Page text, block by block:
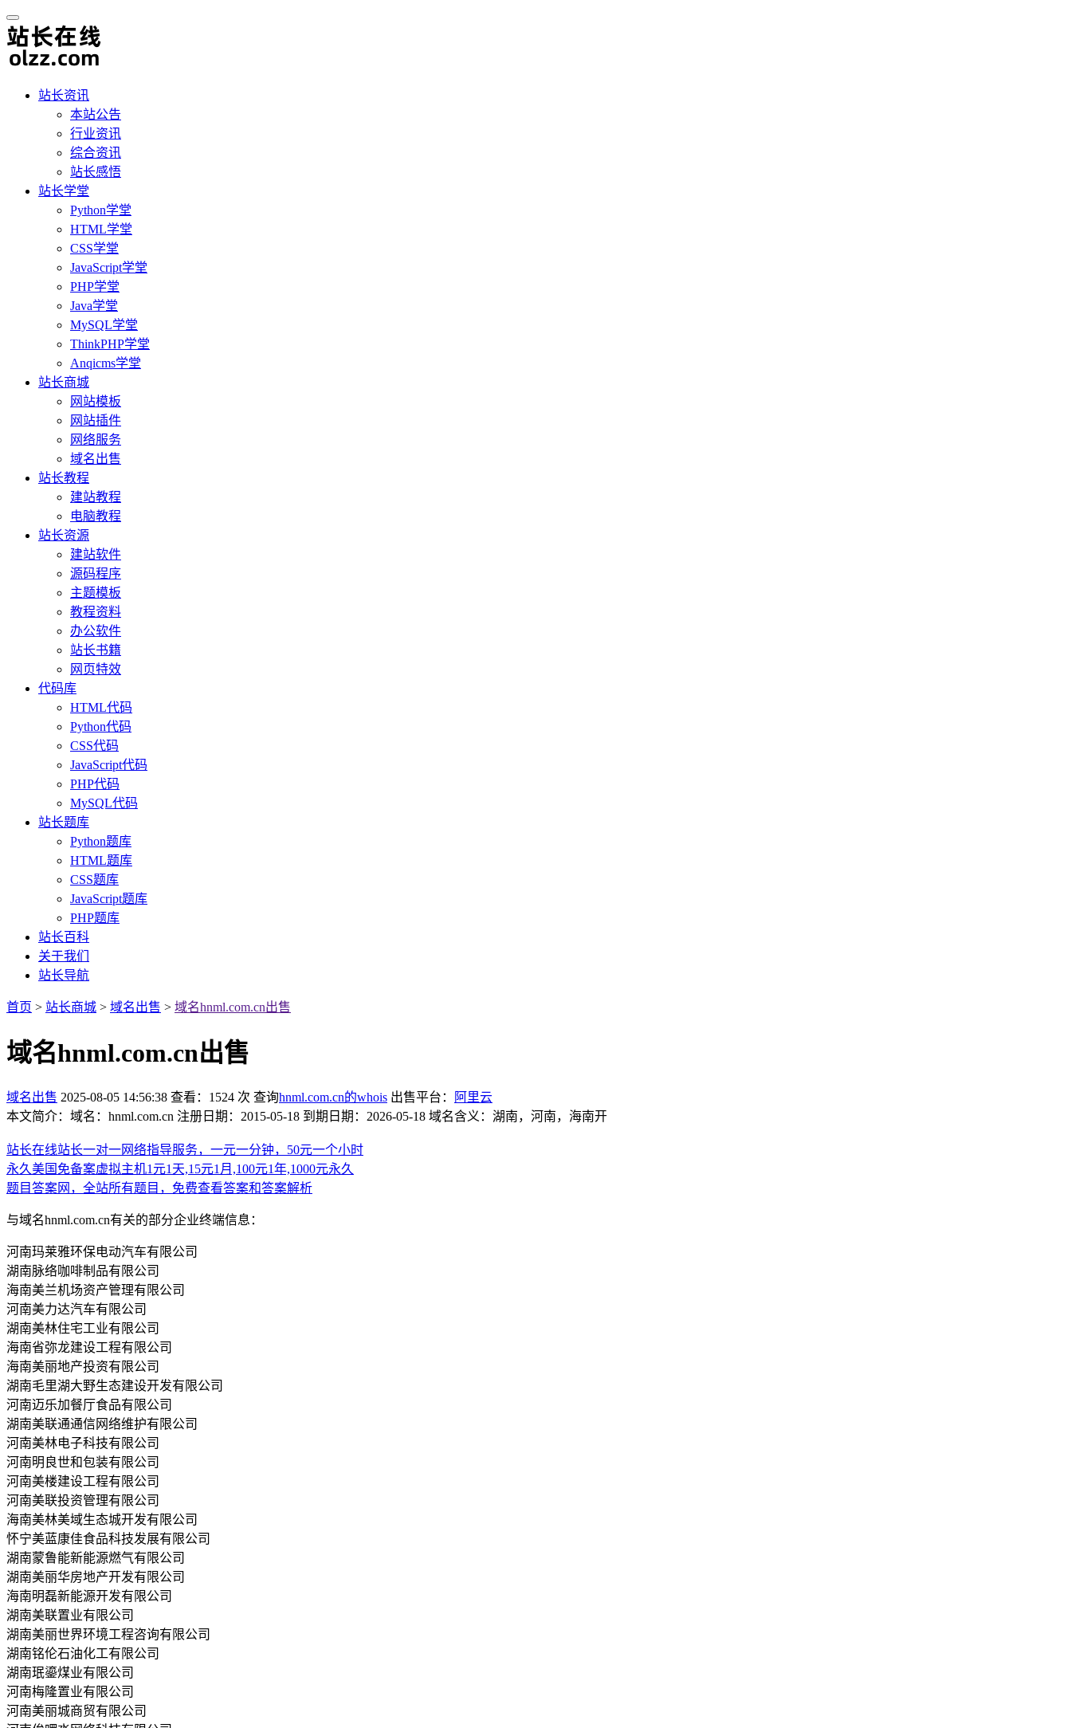
站长资讯
本站公告
行业资讯
综合资讯
站长感悟
站长学堂
Python学堂
HTML学堂
CSS学堂
JavaScript学堂
PHP学堂
Java学堂
MySQL学堂
ThinkPHP学堂
Anqicms学堂
站长商城
网站模板
网站插件
网络服务
域名出售
站长教程
建站教程
电脑教程
站长资源
建站软件
源码程序
主题模板
教程资料
办公软件
站长书籍
网页特效
代码库
HTML代码
Python代码
CSS代码
JavaScript代码
PHP代码
MySQL代码
站长题库
Python题库
HTML题库
CSS题库
JavaScript题库
PHP题库
站长百科
关于我们
站长导航
首页 > 站长商城 > 域名出售 > 域名hnml.com.cn出售
域名hnml.com.cn出售
域名出售 2025-08-05 14:56:38 查看：1524 次 查询hnml.com.cn的whois 出售平台：
阿里云
本文简介：域名：hnml.com.cn 注册日期：2015-05-18 到期日期：2026-05-18 域名含义：湖南，河南，海南开
站长在线站长一对一网络指导服务，一元一分钟，50元一个小时
永久美国免备案虚拟主机1元1天,15元1月,100元1年,1000元永久
题目答案网，全站所有题目，免费查看答案和答案解析
与域名hnml.com.cn有关的部分企业终端信息：
河南玛莱雅环保电动汽车有限公司
湖南脉络咖啡制品有限公司
海南美兰机场资产管理有限公司
河南美力达汽车有限公司
湖南美林住宅工业有限公司
海南省弥龙建设工程有限公司
海南美丽地产投资有限公司
湖南毛里湖大野生态建设开发有限公司
河南迈乐加餐厅食品有限公司
湖南美联通通信网络维护有限公司
河南美林电子科技有限公司
河南明良世和包装有限公司
河南美楼建设工程有限公司
河南美联投资管理有限公司
海南美林美域生态城开发有限公司
怀宁美蓝康佳食品科技发展有限公司
湖南蒙鲁能新能源燃气有限公司
湖南美丽华房地产开发有限公司
海南明磊新能源开发有限公司
湖南美联置业有限公司
湖南美丽世界环境工程咨询有限公司
湖南铭伦石油化工有限公司
湖南珉鎏煤业有限公司
河南梅隆置业有限公司
河南美丽城商贸有限公司